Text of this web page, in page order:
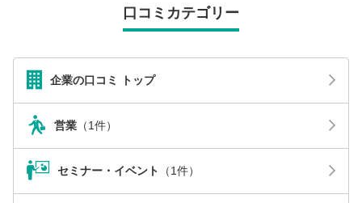
口コミカテゴリー
企業の口コミ トップ
営業 （1件）
セミナー・イベント （1件）